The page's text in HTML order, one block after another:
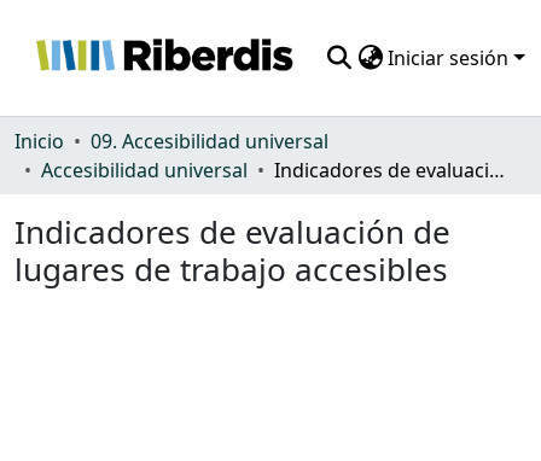
Iniciar sesión
Comunidades
Estadísticas
Inicio
09. Accesibilidad universal
Accesibilidad universal
Indicadores de evaluación de lugares de trabajo accesibles
Indicadores de evaluación de
lugares de trabajo accesibles